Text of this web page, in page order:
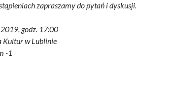
zapraszamy do pytań i dyskusji.
godz. 17:00
Kultur w Lublinie
-1